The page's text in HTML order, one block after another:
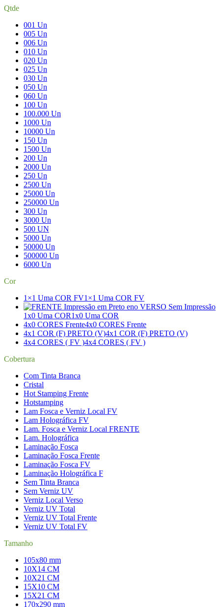
Qtde
001 Un
005 Un
006 Un
010 Un
020 Un
025 Un
030 Un
050 Un
060 Un
100 Un
100.000 Un
1000 Un
10000 Un
150 Un
1500 Un
200 Un
2000 Un
250 Un
2500 Un
25000 Un
250000 Un
300 Un
3000 Un
500 UN
5000 Un
50000 Un
500000 Un
6000 Un
Cor
1×1 Uma COR FV1×1 Uma COR FV
1x0 Uma COR1x0 Uma COR
4x0 CORES Frente4x0 CORES Frente
4x1 COR (F) PRETO (V)4x1 COR (F) PRETO (V)
4x4 CORES ( FV )4x4 CORES ( FV )
Cobertura
Com Tinta Branca
Cristal
Hot Stamping Frente
Hotstamping
Lam Fosca e Verniz Local FV
Lam Holográfica FV
Lam. Fosca e Verniz Local FRENTE
Lam. Holográfica
Laminação Fosca
Laminação Fosca Frente
Laminação Fosca FV
Laminação Holográfica F
Sem Tinta Branca
Sem Verniz UV
Verniz Local Verso
Verniz UV Total
Verniz UV Total Frente
Verniz UV Total FV
Tamanho
105x80 mm
10X14 CM
10X21 CM
15X10 CM
15X21 CM
170x290 mm